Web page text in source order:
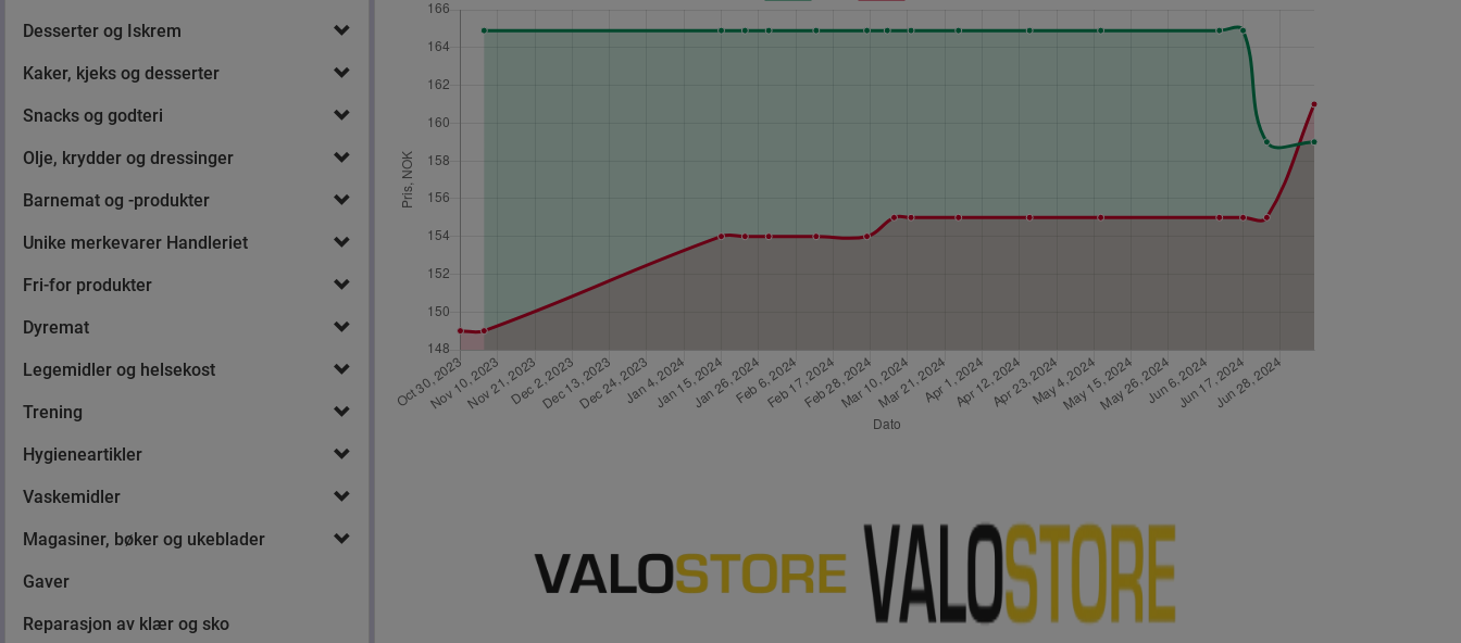
Desserter og Iskrem
Kaker, kjeks og desserter
Snacks og godteri
Olje, krydder og dressinger
Barnemat og -produkter
Unike merkevarer Handleriet
Fri-for produkter
Dyremat
Legemidler og helsekost
Trening
Hygieneartikler
Vaskemidler
Magasiner, bøker og ukeblader
Gaver
Reparasjon av klær og sko